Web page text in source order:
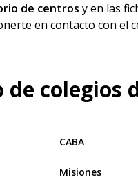
de centros y en las
en contacto con el
de colegios
CABA
Misiones